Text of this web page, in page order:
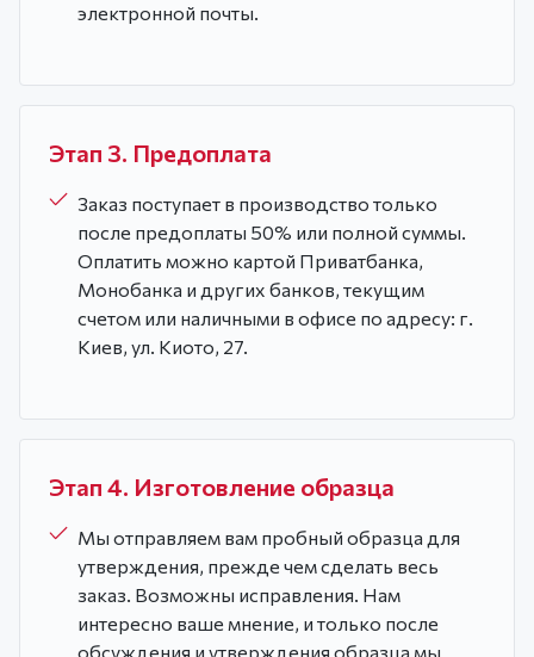
электронной почты.
Этап 3. Предоплата
Заказ поступает в производство только
после предоплаты 50% или полной суммы.
Оплатить можно картой Приватбанка,
Монобанка и других банков, текущим
счетом или наличными в офисе по адресу: г.
Киев, ул. Киото, 27.
Этап 4. Изготовление образца
Мы отправляем вам пробный образца для
утверждения, прежде чем сделать весь
заказ. Возможны исправления. Нам
интересно ваше мнение, и только после
обсуждения и утверждения образца мы